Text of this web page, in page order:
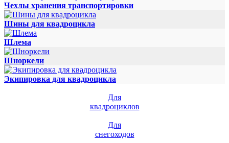
Чехлы хранения транспортировки
Шины для квадроцикла
Шлема
Шноркели
Экипировка для квадроцикла
Для
квадроциклов
Для
снегоходов